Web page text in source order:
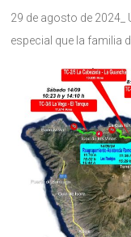
29 de agosto de
especial que la familia